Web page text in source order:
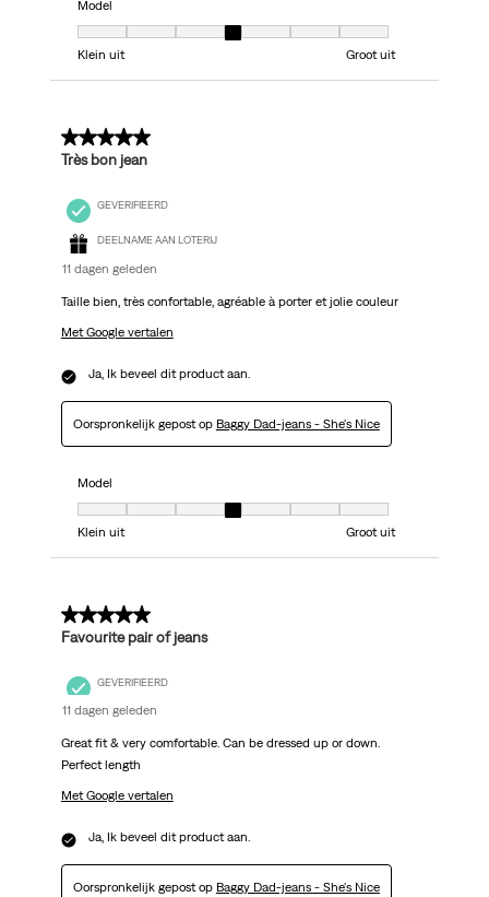
Model
Model, 4 van 7, waarbij 1 gelijk is aan Klein uit en 7 gelijk is aan Groot uit
Klein uit
Groot uit
5 van 5 sterren.
Très bon jean
GEVERIFIEERD
DEELNAME AAN LOTERIJ
11 dagen geleden
Taille bien, très confortable, agréable à porter et jolie couleur
Met Google vertalen
Ja, Ik beveel dit product aan.
Oorspronkelijk gepost op Baggy Dad-jeans - She's Nice
Model
Model, 4 van 7, waarbij 1 gelijk is aan Klein uit en 7 gelijk is aan Groot uit
Klein uit
Groot uit
5 van 5 sterren.
Favourite pair of jeans
GEVERIFIEERD
11 dagen geleden
Great fit & very comfortable. Can be dressed up or down.
Perfect length
Met Google vertalen
Ja, Ik beveel dit product aan.
Oorspronkelijk gepost op Baggy Dad-jeans - She's Nice